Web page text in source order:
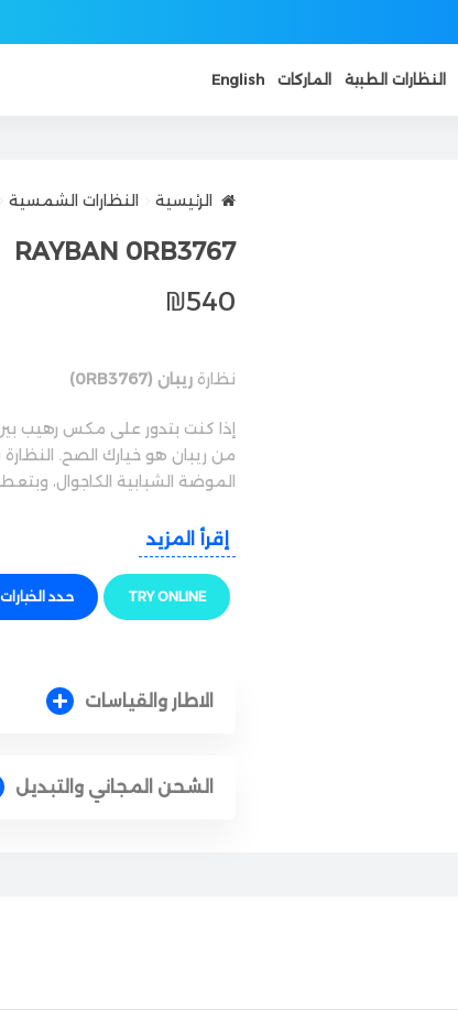
النظارات الطبية الماركات English
الرئيسية النظارات الشمسية
RAYBAN 0RB3767
₪540
نظارة ريبان (0RB3767)
إذا كنت بتدور على مكس رهيب
من ريبان هو خيارك الصح.
الموضة الشبابية الكاجوال،
الجودة والراحة
النظارة بتيجي بإطار معدني رفيع
العالية عشان تلبسها لساعات
للتعديل بتضمن لك ثباتاً بامتياز
الشمس والأشعة فوق البنفسجية
الأناقة والتفاصيل
إقرأ المزيد
TRY ONLINE حدد الخيارات
الاطار والقياسات
الشحن المجاني والتبديل